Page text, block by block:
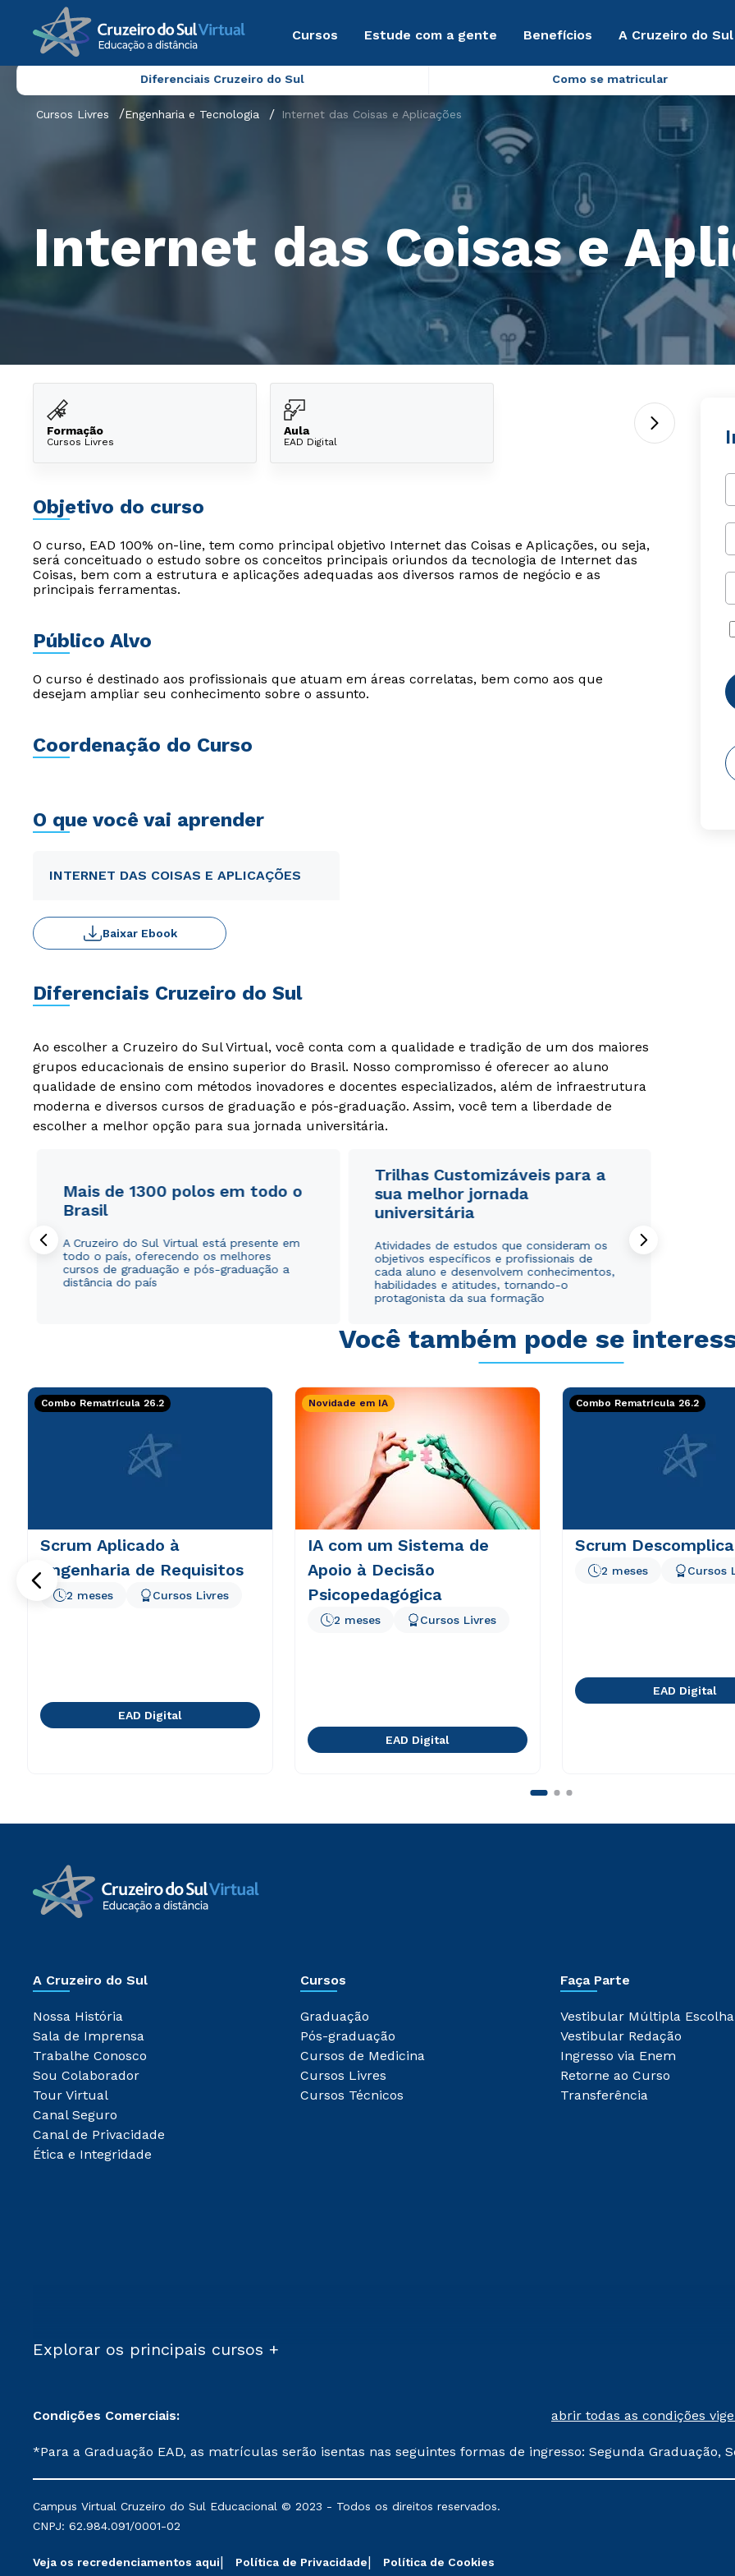
Cursos Estude com a gente Benefícios A Cruzeiro do
Diferenciais Cruzeiro do Sul Como se matricular
Cursos Livres Engenharia e Tecnologia Internet das Coisas e Aplicações
Internet das Coisas e
Formação
Cursos Livres
Aula
EAD Digital
Objetivo do curso
O curso, EAD 100% on-line, tem como principal objetivo Internet das Coisas e Aplicações, ou seja,
será conceituado o estudo sobre os conceitos principais oriundos da tecnologia de Internet das
Coisas, bem com a estrutura e aplicações adequadas aos diversos ramos de negócio e as
principais ferramentas.
Público Alvo
O curso é destinado aos profissionais que atuam em áreas correlatas, bem como aos que
desejam ampliar seu conhecimento sobre o assunto.
Coordenação do Curso
O que você vai aprender
INTERNET DAS COISAS E APLICAÇÕES
Baixar Ebook
Diferenciais Cruzeiro do Sul
Ao escolher a Cruzeiro do Sul Virtual, você conta com a qualidade e tradição de um dos maiores
grupos educacionais de ensino superior do Brasil. Nosso compromisso é oferecer ao aluno
qualidade de ensino com métodos inovadores e docentes especializados, além de infraestrutura
moderna e diversos cursos de graduação e pós-graduação. Assim, você tem a liberdade de
escolher a melhor opção para sua jornada universitária.
Mais de 1300 polos em todo o
Brasil
A Cruzeiro do Sul Virtual está presente em
todo o país, oferecendo os melhores
cursos de graduação e pós-graduação a
distância do país
Trilhas Customizáveis para a
sua melhor jornada
universitária
Atividades de estudos que consideram os
objetivos específicos e profissionais de
cada aluno e desenvolvem conhecimentos,
habilidades e atitudes, tornando-o
protagonista da sua formação
Você também pode se
Combo Rematrícula 26.2
Scrum Aplicado à
Engenharia de Requisitos
2 meses Cursos Livres
EAD Digital
Novidade em IA
IA com um Sistema de
Apoio à Decisão
Psicopedagógica
2 meses Cursos Livres
EAD Digital
Combo Rematrícula 26.2
Scrum
2 meses Cursos
EAD Digital
A Cruzeiro do Sul
Nossa História
Sala de Imprensa
Trabalhe Conosco
Sou Colaborador
Tour Virtual
Canal Seguro
Canal de Privacidade
Ética e Integridade
Cursos
Graduação
Pós-graduação
Cursos de Medicina
Cursos Livres
Cursos Técnicos
Faça Parte
Vestibular Múltipla Escolha
Vestibular Redação
Ingresso via Enem
Retorne ao Curso
Transferência
Explorar os principais cursos +
Condições Comerciais: abrir todas as condições
*Para a Graduação EAD, as matrículas serão isentas nas seguintes formas de ingresso: Segunda Graduação,
mantidos conforme negociação. Descontos institucionais poderão sofrer alterações nos períodos de
serviços.
Campus Virtual Cruzeiro do Sul Educacional © 2023 - Todos os direitos reservados.
CNPJ: 62.984.091/0001-02
Veja os recredenciamentos aqui Política de Privacidade Política de Cookies
Rápido e fácil
ou
autorizo que meus dados sejam utilizados para o
envio de conteúdos da Cruzeiro do Sul.
Rápido e fácil
ou
autorizo que meus dados sejam utilizados para o
envio de conteúdos da Cruzeiro do Sul.